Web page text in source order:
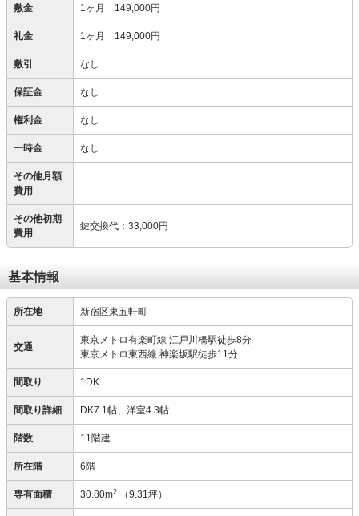
敷金 1ヶ月 149,000円
礼金 1ヶ月 149,000円
敷引 なし
保証金 なし
権利金 なし
一時金 なし
その他月額
費用
その他初期
費用
鍵交換代 ： 33,000円
基本情報
所在地 新宿区東五軒町
交通
東京メトロ有楽町線 江戸川橋駅徒歩8分
東京メトロ東西線 神楽坂駅徒歩11分
間取り 1DK
間取り詳細 DK7.1帖、洋室4.3帖
階数 11階建
所在階 6階
専有面積 30.80m2 （9.31坪）